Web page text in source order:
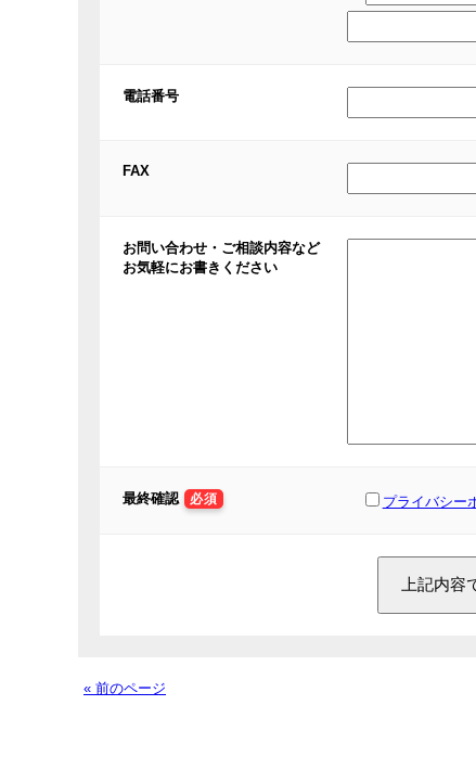
電話番号
FAX
お問い合わせ・ご相談内容など
お気軽にお書きください
最終確認 必須 プライバシー
« 前のページ